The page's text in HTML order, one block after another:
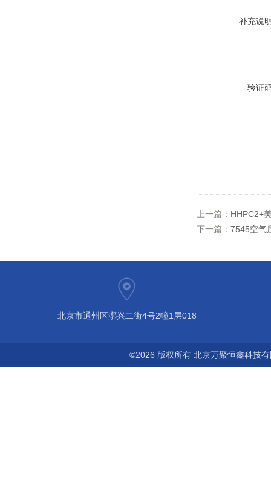
补充说
验证
上一篇： HHPC2+
下一篇： 7545空气
北京市通州区漷兴二街4号2幢1层018
©2026 版权所有 北京万聚恒鑫科技